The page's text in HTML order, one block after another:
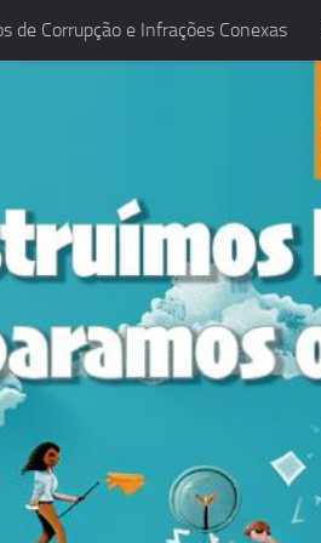
de Corrupção e Infrações Conexas